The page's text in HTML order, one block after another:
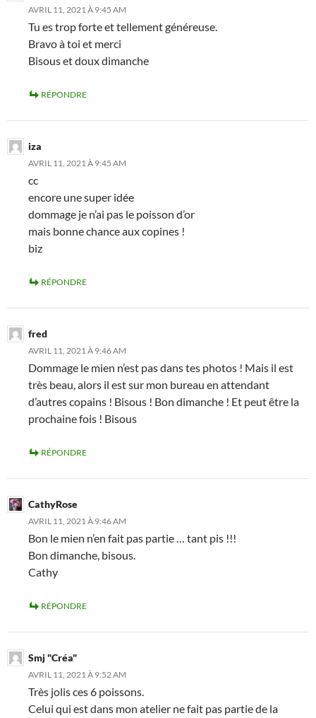
AVRIL 11, 2021 À 9:45 AM
Tu es trop forte et tellement généreuse.
Bravo à toi et merci
Bisous et doux dimanche
RÉPONDRE
iza
AVRIL 11, 2021 À 9:45 AM
cc
encore une super idée
dommage je n’ai pas le poisson d’or
mais bonne chance aux copines !
biz
RÉPONDRE
fred
AVRIL 11, 2021 À 9:46 AM
Dommage le mien n’est pas dans tes photos ! Mais il est
très beau, alors il est sur mon bureau en attendant
d’autres copains ! Bisous ! Bon dimanche ! Et peut être la
prochaine fois ! Bisous
RÉPONDRE
CathyRose
AVRIL 11, 2021 À 9:46 AM
Bon le mien n’en fait pas partie … tant pis !!!
Bon dimanche, bisous.
Cathy
RÉPONDRE
Smj "Créa"
AVRIL 11, 2021 À 9:52 AM
Très jolis ces 6 poissons.
Celui qui est dans mon atelier ne fait pas partie de la